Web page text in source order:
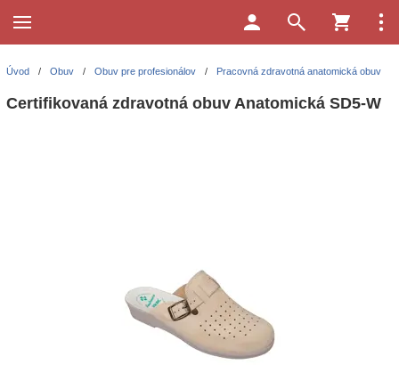
Úvod / Obuv / Obuv pre profesionálov / Pracovná zdravotná anatomická obuv
Certifikovaná zdravotná obuv Anatomická SD5-W